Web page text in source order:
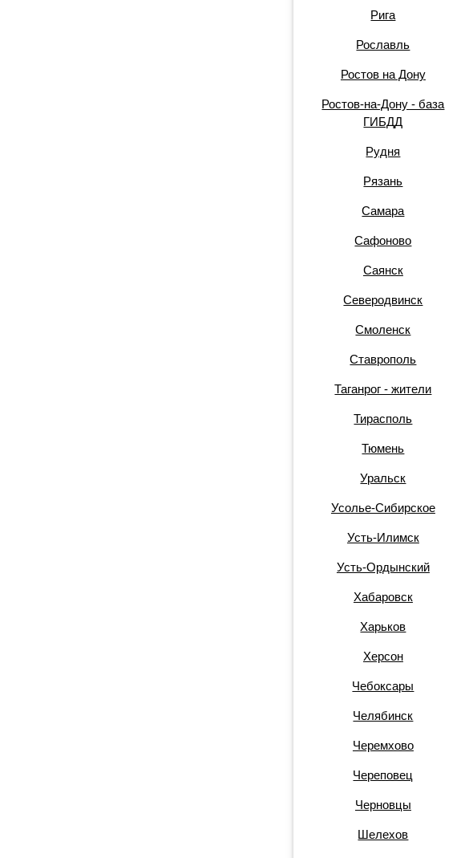
Рига
Рославль
Ростов на Дону
Ростов-на-Дону - база
ГИБДД
Рудня
Рязань
Самара
Сафоново
Саянск
Северодвинск
Смоленск
Ставрополь
Таганрог - жители
Тирасполь
Тюмень
Уральск
Усолье-Сибирское
Усть-Илимск
Усть-Ордынский
Хабаровск
Харьков
Херсон
Чебоксары
Челябинск
Черемхово
Череповец
Черновцы
Шелехов